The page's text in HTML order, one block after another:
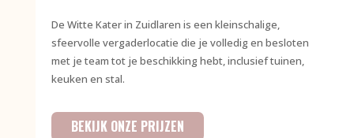
De Witte Kater in Zuidlaren is een kleinschalige,
sfeervolle vergaderlocatie die je volledig en besloten
met je team tot je beschikking hebt, inclusief tuinen,
keuken en stal.
BEKIJK ONZE PRIJZEN